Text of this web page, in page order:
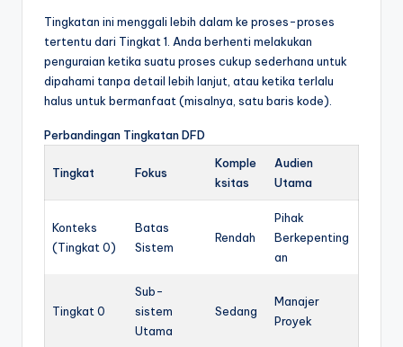
Tingkatan ini menggali lebih dalam ke proses-proses
tertentu dari Tingkat 1. Anda berhenti melakukan
penguraian ketika suatu proses cukup sederhana untuk
dipahami tanpa detail lebih lanjut, atau ketika terlalu
halus untuk bermanfaat (misalnya, satu baris kode).
Perbandingan Tingkatan DFD
Tingkat Fokus
Komple
ksitas
Audien
Utama
Konteks
(Tingkat 0)
Batas
Sistem
Rendah
Pihak
Berkepenting
an
Tingkat 0
Sub-
sistem
Utama
Sedang
Manajer
Proyek